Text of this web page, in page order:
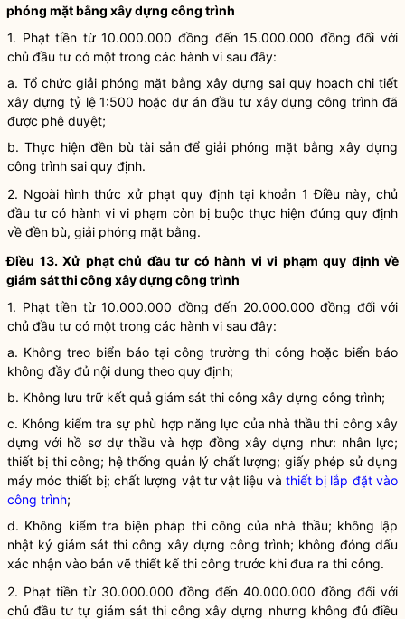
phóng mặt bằng xây dựng công trình
1. Phạt tiền từ 10.000.000 đồng đến 15.000.000 đồng đối với
chủ đầu tư có một trong các hành vi sau đây:
a. Tổ chức giải phóng mặt bằng xây dựng sai quy hoạch chi tiết
xây dựng tỷ lệ 1:500 hoặcdự án đầu tư xây dựng công trình đã
được phê duyệt;
b. Thực hiện đền bù tài sản để giải phóng mặt bằng xây dựng
công trình sai quy định.
2. Ngoài hình thức xử phạt quy định tại khoản 1 Điều này, chủ
đầu tư có hành vi vi phạm còn bị buộc thực hiện đúng quy định
về đền bù, giải phóng mặt bằng.
Điều 13. Xử phạt chủ đầu tư có hành vi vi phạm quy định về
giám sát thi công xây dựng công trình
1. Phạt tiền từ 10.000.000 đồng đến 20.000.000 đồng đối với
chủ đầu tư có một trong các hành vi sau đây:
a. Không treo biển báo tại công trường thi công hoặc biển báo
không đầy đủ nội dung theo quy định;
b. Không lưu trữ kết quả giám sát thi công xây dựng công trình;
c. Không kiểm tra sự phù hợp năng lực của nhà thầu thi công xây
dựng với hồ sơ dự thầu và hợp đồng xây dựng như: nhân lực;
thiết bị thi công; hệ thống quản lý chất lượng; giấy phép sử dụng
máy móc thiết bị; chất lượng vật tư vật liệu và thiết bị lắp đặt vào
công trình;
d. Không kiểm tra biện pháp thi công của nhà thầu; không lập
nhật ký giám sát thi công xây dựng công trình; không đóng dấu
xác nhận vào bản vẽ thiết kế thi công trước khi đưa ra thi công.
2. Phạt tiền từ 30.000.000 đồng đến 40.000.000 đồng đối với
chủ đầu tư tự giám sát thi công xây dựng nhưng không đủ điều